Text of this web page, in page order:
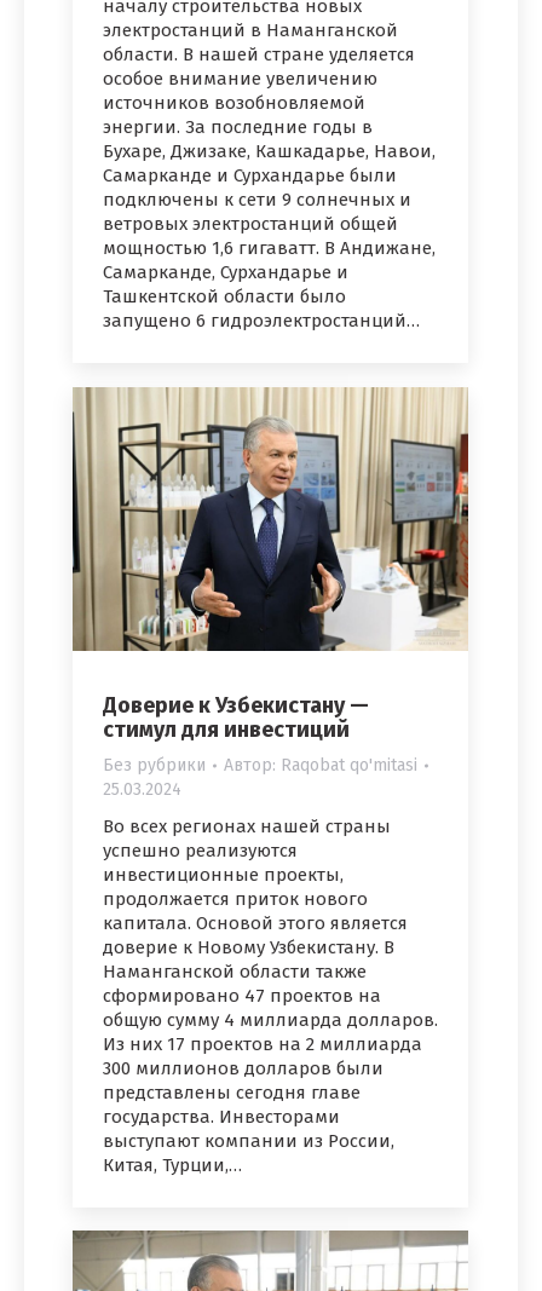
началу строительства новых
электростанций в Наманганской
области. В нашей стране уделяется
особое внимание увеличению
источников возобновляемой
энергии. За последние годы в
Бухаре, Джизаке, Кашкадарье, Навои,
Самарканде и Сурхандарье были
подключены к сети 9 солнечных и
ветровых электростанций общей
мощностью 1,6 гигаватт. В Андижане,
Самарканде, Сурхандарье и
Ташкентской области было
запущено 6 гидроэлектростанций…
Доверие к Узбекистану —
стимул для инвестиций
Без рубрики Автор: Raqobat qo'mitasi
25.03.2024
Во всех регионах нашей страны
успешно реализуются
инвестиционные проекты,
продолжается приток нового
капитала. Основой этого является
доверие к Новому Узбекистану. В
Наманганской области также
сформировано 47 проектов на
общую сумму 4 миллиарда долларов.
Из них 17 проектов на 2 миллиарда
300 миллионов долларов были
представлены сегодня главе
государства. Инвесторами
выступают компании из России,
Китая, Турции,…